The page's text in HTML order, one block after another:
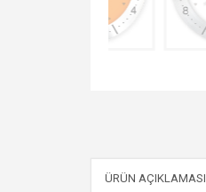
ÜRÜN AÇIKLAMASI